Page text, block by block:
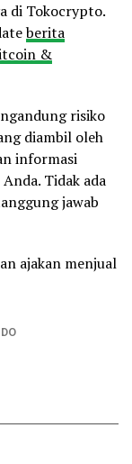
di Tokocrypto.
berita
&
risiko
diambil oleh
informasi
Tidak ada
jawab
ajakan menjual